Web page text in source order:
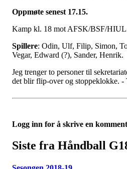
Oppmøte senest 17.15.
Kamp kl. 18 mot AFSK/BSF/
Spillere: Odin, Ulf, Filip, Simon,
Vegar, Edward (?), Sander, Henrik.
Jeg trenger to personer til
det blir flip-over og stoppeklokke. -
Logg inn for å skrive en
Siste fra Håndball